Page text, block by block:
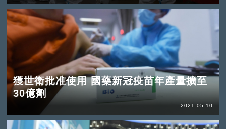
獲世衛批准使用 國藥新冠疫苗年產量擴至
30億劑
2021-05-10